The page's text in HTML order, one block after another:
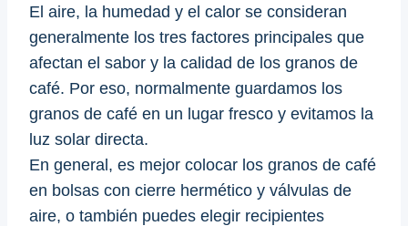
El aire, la humedad y el calor se consideran
generalmente los tres factores principales que
afectan el sabor y la calidad de los granos de
café. Por eso, normalmente guardamos los
granos de café en un lugar fresco y evitamos la
luz solar directa.
En general, es mejor colocar los granos de café
en bolsas con cierre hermético y válvulas de
aire, o también puedes elegir recipientes